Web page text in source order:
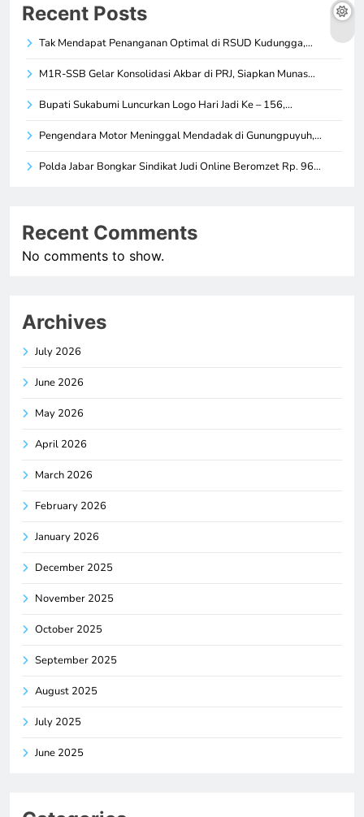
Recent Posts
Tak Mendapat Penanganan Optimal di RSUD Kudungga,…
M1R-SSB Gelar Konsolidasi Akbar di PRJ, Siapkan Munas…
Bupati Sukabumi Luncurkan Logo Hari Jadi Ke – 156,…
Pengendara Motor Meninggal Mendadak di Gunungpuyuh,…
Polda Jabar Bongkar Sindikat Judi Online Beromzet Rp. 96…
Recent Comments
No comments to show.
Archives
July 2026
June 2026
May 2026
April 2026
March 2026
February 2026
January 2026
December 2025
November 2025
October 2025
September 2025
August 2025
July 2025
June 2025